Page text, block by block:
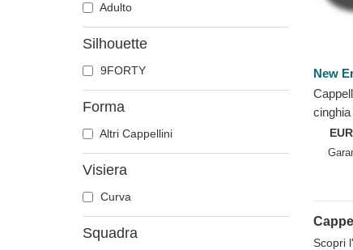
Adulto
Silhouette
9FORTY
Forma
Altri Cappellini
Visiera
Curva
Squadra
New
Core
Scopri